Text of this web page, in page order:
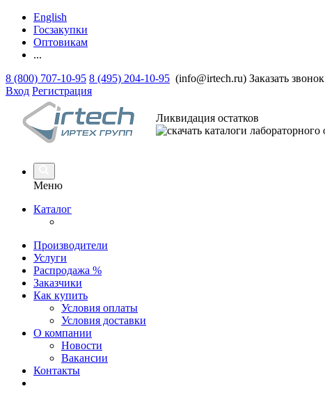
English
Госзакупки
Оптовикам
...
8 (800) 707-10-95 8 (495) 204-10-95 (info@irtech.ru) Заказать звонок
Вход Регистрация
Ликвидация остатков
Меню
Каталог
Производители
Услуги
Распродажа %
Заказчики
Как купить
Условия оплаты
Условия доставки
О компании
Новости
Вакансии
Контакты